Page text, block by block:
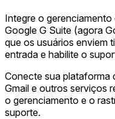
Integre o
Google G Suite (agora
que os usuários enviem
entrada e habilite o
Conecte sua plataforma
Gmail e outros serviços
o gerenciamento e o
suporte.